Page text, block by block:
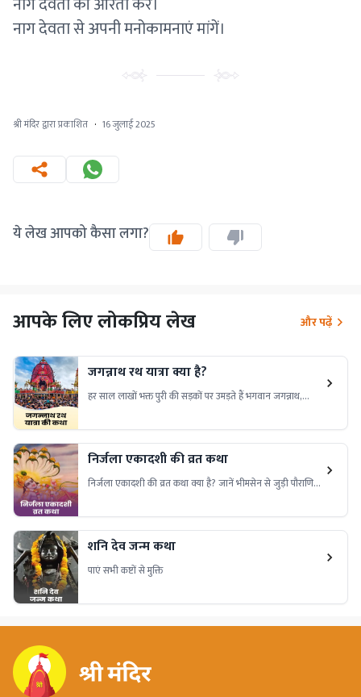
नाग देवता से अपनी मनोकामनाएं मांगें।
श्री मंदिर द्वारा प्रकाशित · 16 जुलाई 2025
ये लेख आपको कैसा लगा?
आपके लिए लोकप्रिय लेख और पढ़ें
जगन्नाथ रथ यात्रा क्या है?
हर साल लाखों भक्त पुरी की सड़कों पर उमड़ते हैं भगवान जगन्नाथ,
क्या है इस दिव्य यात्रा का रहस्य।
निर्जला एकादशी की व्रत कथा
निर्जला एकादशी की व्रत कथा क्या है? जानें भीमसेन से जुड़ी पौराणिक
एकादशी व्रत की संपूर्ण कथा विस्तार से।
शनि देव जन्म कथा
पाएं सभी कष्टों से मुक्ति